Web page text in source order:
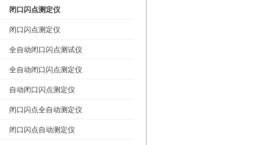
闭口闪点测定仪
闭口闪点测定仪
全自动闭口闪点测试仪
全自动闭口闪点测定仪
自动闭口闪点测定仪
闭口闪点全自动测定仪
闭口闪点自动测定仪